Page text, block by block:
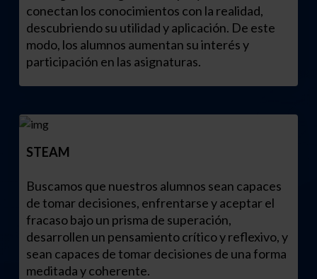
conectan los conocimientos con la realidad,
descubriendo su utilidad y aplicación. De este
modo, los alumnos aumentan su interés y
participación en las asignaturas.
STEAM
Buscamos que nuestros alumnos sean capaces
de tomar decisiones, enfrentarse y aceptar el
fracaso bajo un prisma de superación,
desarrollen un pensamiento crítico y reflexivo, y
sean capaces de tomar decisiones de una forma
meditada y coherente.